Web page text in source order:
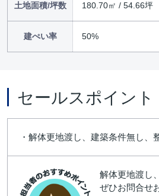
土地面積/坪数 180.70㎡ / 54.66坪
建ぺい率 50%
セールスポイント
・解体更地渡し、建築条件無し
解体更地渡し
ぜひお問合せ